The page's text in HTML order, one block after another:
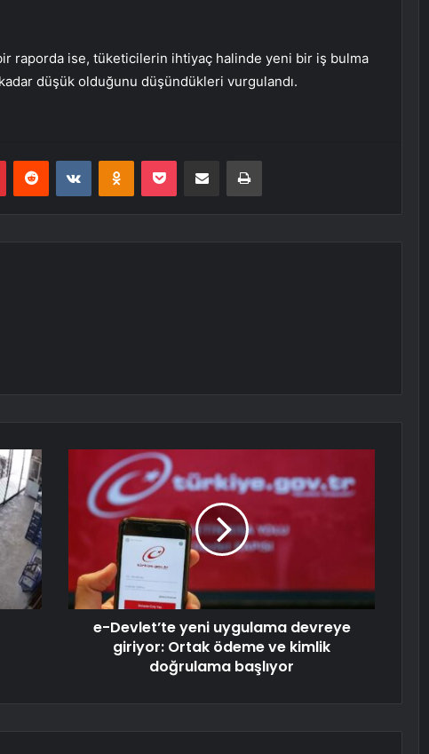
bir raporda ise, tüketicilerin ihtiyaç halinde yeni bir iş bulma
kadar düşük olduğunu düşündükleri vurgulandı.
PinterestReddit VKontakteOdnoklassniki
Pocket E-Posta ile paylaş Yazdır
e-Devlet’te yeni uygulama devreye
giriyor: Ortak ödeme ve kimlik
doğrulama başlıyor